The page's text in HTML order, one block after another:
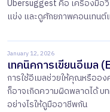
Ubersuggest คือ เครื่องมือ
แข่ง และดูศักยภาพคอนเทนต์
January 12, 2026
เทคนิคการเขียนอีเมล
การใช้อีเมลช่วยให้คุณหรืออ
ก็อาจเกิดความผิดพลาดได้ บ
อย่างไรให้ดูมืออาชีพกัน